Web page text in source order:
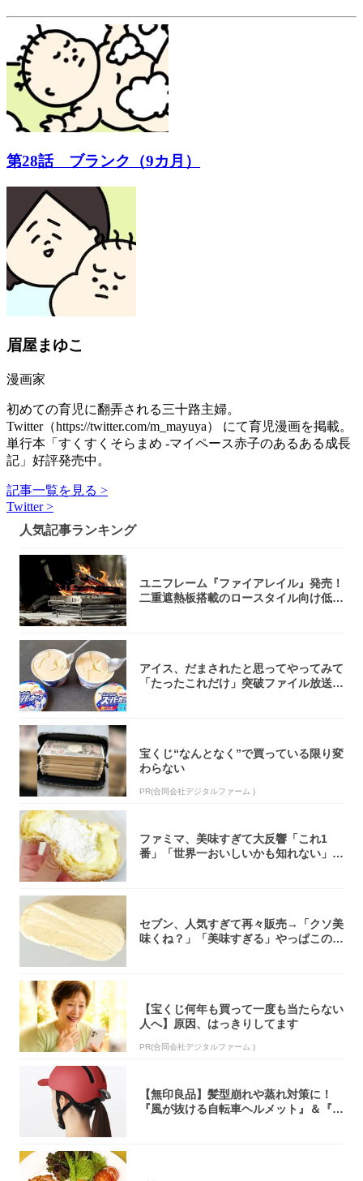
第28話 ブランク（9カ月）
眉屋まゆこ
漫画家
初めての育児に翻弄される三十路主婦。
Twitter（https://twitter.com/m_mayuya） にて育児漫画を掲載。
単行本「すくすくそらまめ -マイペース赤子のあるある成長
記」好評発売中。
記事一覧を見る >
Twitter >
人気記事ランキング
ユニフレーム『ファイアレイル』発売！
二重遮熱板搭載のロースタイル向け低型
アイス、だまされたと思ってやってみて
「たったこれだけ」突破ファイル放送で
宝くじ“なんとなく”で買っている限り変
わらない
PR(合同会社デジタルファーム )
ファミマ、美味すぎて大反響「これ1
番」「世界一おいしいかも知れない」
セブン、人気すぎて再々販売→「クソ美
味くね？」「美味すぎる」やっぱこのク
【宝くじ何年も買って一度も当たらない
人へ】原因、はっきりしてます
PR(合同会社デジタルファーム )
【無印良品】髪型崩れや蒸れ対策に！
『風が抜ける自転車ヘルメット』＆『2